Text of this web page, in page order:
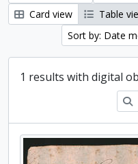
Card view
Table
Sort by: Date
1 results with digital